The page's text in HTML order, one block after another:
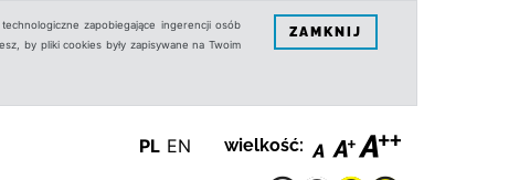
zapobiegające ingerencji osób
by pliki cookies były zapisywane na Twoim
ZAMKNIJ
PL EN wielkość: